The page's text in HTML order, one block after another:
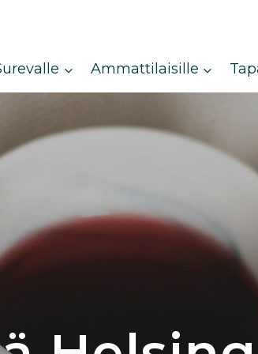
Ammattilaisille